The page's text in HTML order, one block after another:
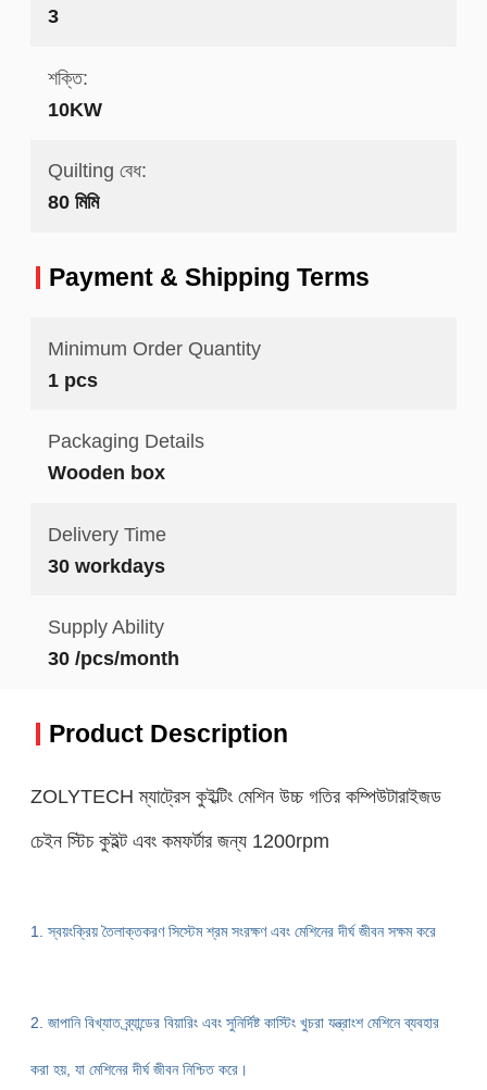
3
শক্তি:
10KW
Quilting বেধ:
80 মিমি
Payment & Shipping Terms
Minimum Order Quantity
1 pcs
Packaging Details
Wooden box
Delivery Time
30 workdays
Supply Ability
30 /pcs/month
Product Description
ZOLYTECH ম্যাট্রেস কুইল্টিং মেশিন উচ্চ গতির কম্পিউটারাইজড
চেইন স্টিচ কুইল্ট এবং কমফর্টার জন্য 1200rpm
1. স্বয়ংক্রিয় তৈলাক্তকরণ সিস্টেম শ্রম সংরক্ষণ এবং মেশিনের দীর্ঘ জীবন সক্ষম করে
2. জাপানি বিখ্যাত ব্র্যান্ডের বিয়ারিং এবং সুনির্দিষ্ট কাস্টিং খুচরা যন্ত্রাংশ মেশিনে ব্যবহার
করা হয়, যা মেশিনের দীর্ঘ জীবন নিশ্চিত করে।